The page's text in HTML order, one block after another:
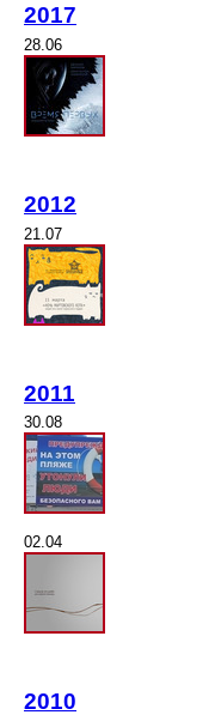
2017
28.06
2012
21.07
2011
30.08
02.04
2010